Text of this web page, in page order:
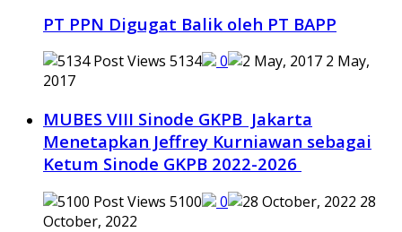
PT PPN Digugat Balik oleh PT BAPP
5134 0
2 May,
2017
MUBES VIII Sinode GKPB Jakarta
Menetapkan Jeffrey Kurniawan sebagai
Ketum Sinode GKPB 2022-2026
5100 0
28
October, 2022